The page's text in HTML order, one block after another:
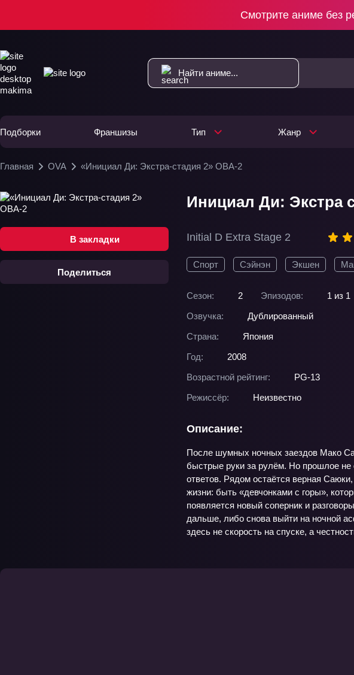
Смотрите аниме без
Подборки Франшизы Тип Жанр
Главная OVA «Инициал Ди: Экстра-стадия 2» ОВА-2
В закладки
Поделиться
Инициал Ди: Экстра
Initial D Extra Stage 2
Спорт Сэйнэн Экшен
Сезон: 2 Эпизодов:
1 из 1
Озвучка:
Дублированный
Страна:
Япония
Год:
2008
Возрастной рейтинг:
PG-13
Режиссёр:
Неизвестно
Описание:
После шумных ночных заездов Мако
быстрые руки за рулём. Но прошлое
ответов. Рядом остаётся верная
жизни: быть «девчонками с горы»,
появляется новый соперник и
дальше, либо снова выйти на ночной
здесь не скорость на спуске, а